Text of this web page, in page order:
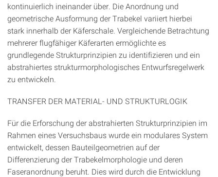
kontinuierlich ineinander über. Die Anordnung und
geometrische Ausformung der Trabekel variiert hierbei
stark innerhalb der Käferschale. Vergleichende Betrachtung
mehrerer flugfähiger Käferarten ermöglichte es
grundlegende Strukturprinzipien zu identifizieren und ein
abstrahiertes strukturmorphologisches Entwurfsregelwerk
zu entwickeln.
TRANSFER DER MATERIAL- UND STRUKTURLOGIK
Für die Erforschung der abstrahierten Strukturprinzipien im
Rahmen eines Versuchsbaus wurde ein modulares System
entwickelt, dessen Bauteilgeometrien auf der
Differenzierung der Trabekelmorphologie und deren
Faseranordnung beruht. Dies wird durch die Entwicklung